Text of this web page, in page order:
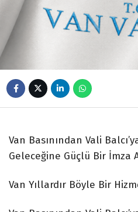
Van Basınından Vali
Geleceğine Güçlü Bir İmza
Van Yıllardır Böyle Bir